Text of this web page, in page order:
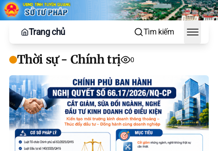
Trang chủ Tìm kiếm
Toggle
Thời sự - Chính trị 0